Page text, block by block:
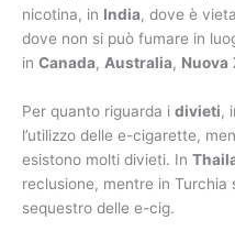
nicotina, in India, dove è
dove non si può fumare in
in Canada, Australia, Nuova
Per quanto riguarda i divieti,
l’utilizzo delle e-cigarette,
esistono molti divieti. In
reclusione, mentre in Turchia
sequestro delle e-cig.